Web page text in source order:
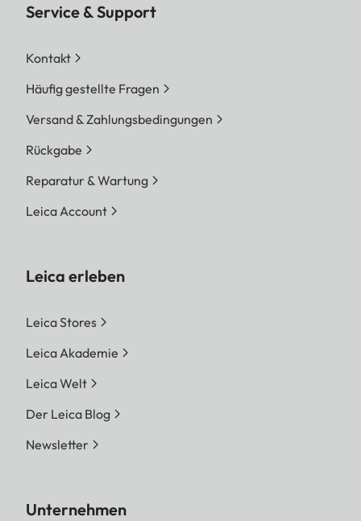
Service & Support
Kontakt
Häufig gestellte Fragen
Versand & Zahlungsbedingungen
Rückgabe
Reparatur & Wartung
Leica Account
Leica erleben
Leica Stores
Leica Akademie
Leica Welt
Der Leica Blog
Newsletter
Unternehmen